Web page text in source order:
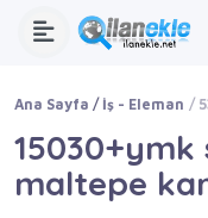
Ana Sayfa İş - Eleman
maltepe